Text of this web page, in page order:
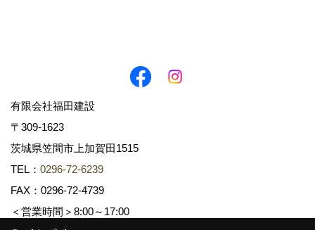
有限会社福田建設
〒309-1623
茨城県笠間市上加賀田1515
TEL： 0296-72-6239
FAX：0296-72-4739
＜営業時間＞8:00～17:00